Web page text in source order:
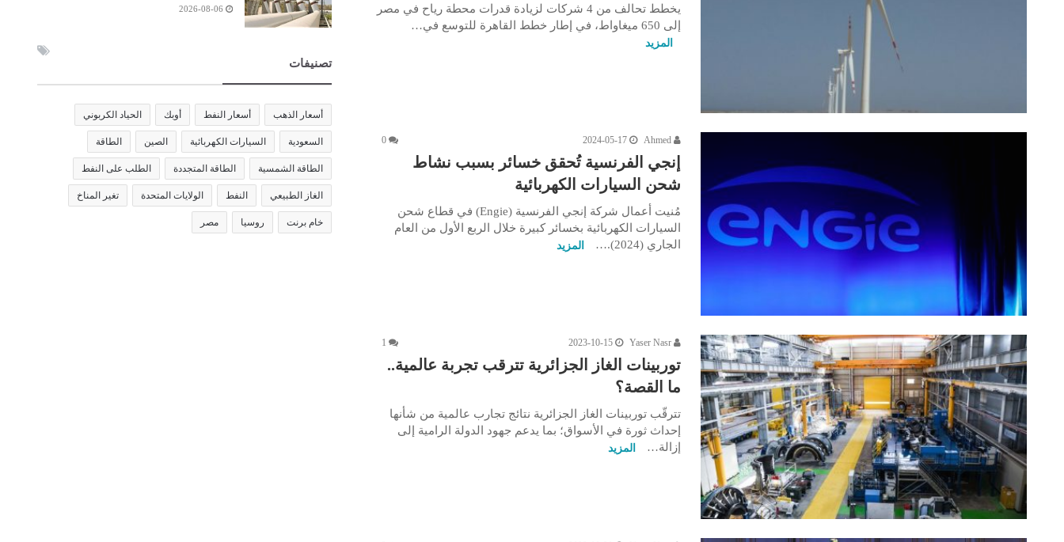
يخطط تحالف من 4 شركات لزيادة قدرات محطة رياح في مصر
إلى 650 ميغاواط، في إطار خطط القاهرة للتوسع في…
المزيد
Ahmed
2024-05-17
0
إنجي الفرنسية تُحقق خسائر بسبب نشاط
شحن السيارات الكهربائية
مُنيت أعمال شركة إنجي الفرنسية (Engie) في قطاع شحن
السيارات الكهربائية بخسائر كبيرة خلال الربع الأول من العام
الجاري (2024).…
المزيد
Yaser Nasr
2023-10-15
1
توربينات الغاز الجزائرية تترقب تجربة عالمية..
ما القصة؟
تترقّب توربينات الغاز الجزائرية نتائج تجارب عالمية من شأنها
إحداث ثورة في الأسواق؛ بما يدعم جهود الدولة الرامية إلى
إزالة…
المزيد
2026-08-06
تصنيفات
أسعار الذهب أسعار النفط أوبك الحياد الكربوني
السعودية السيارات الكهربائية الصين الطاقة
الطاقة الشمسية الطاقة المتجددة الطلب على النفط
الغاز الطبيعي النفط الولايات المتحدة تغير المناخ
خام برنت روسيا مصر